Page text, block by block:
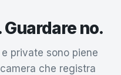
no.
private sono piene
che registra